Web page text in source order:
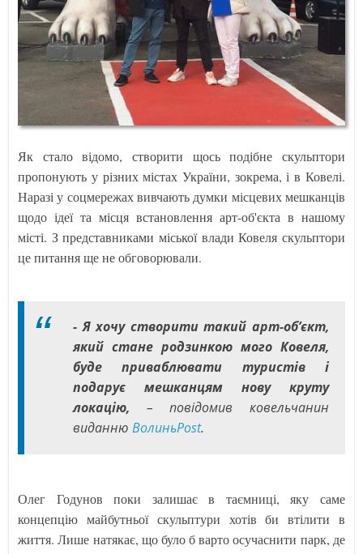
Як стало відомо, створити щось подібне скульптори
пропонують у різних містах України, зокрема, і в Ковелі.
Наразі у соцмережах вивчають думки місцевих мешканців
щодо ідеї та місця встановлення арт-об'єкта в нашому
місті. З представниками міської влади Ковеля скульптори
це питання ще не обговорювали.
- Я хочу створити такий арт-об’єкт,
який стане родзинкою мого Ковеля,
буде приваблювати туристів і
подарує мешканцям нову круту
локацію, – повідомив ковельчанин
виданню ВолиньРоst.
Олег Годунов поки залишає в таємниці, яку саме
концепцію майбутньої скульптури хотів би втілити в
життя. Лише натякає, що було б варто осучаснити парк, де